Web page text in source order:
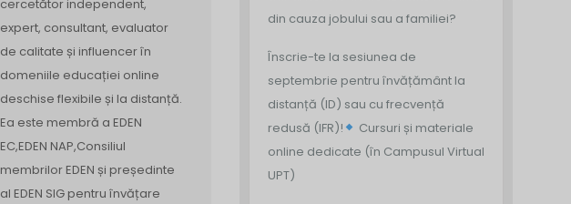
cercetător independent,
expert, consultant, evaluator
de calitate și influencer în
domeniile educației online
deschise flexibile și la distanță.
Ea este membră a EDEN
EC,EDEN NAP,Consiliul
membrilor EDEN și președinte
al EDEN SIG pentru învățare
din cauza jobului sau a familiei?
Înscrie-te la sesiunea de
septembrie pentru învățământ la
distanță (ID) sau cu frecvență
redusă (IFR)!
Cursuri și materiale
online dedicate (în Campusul Virtual
UPT)